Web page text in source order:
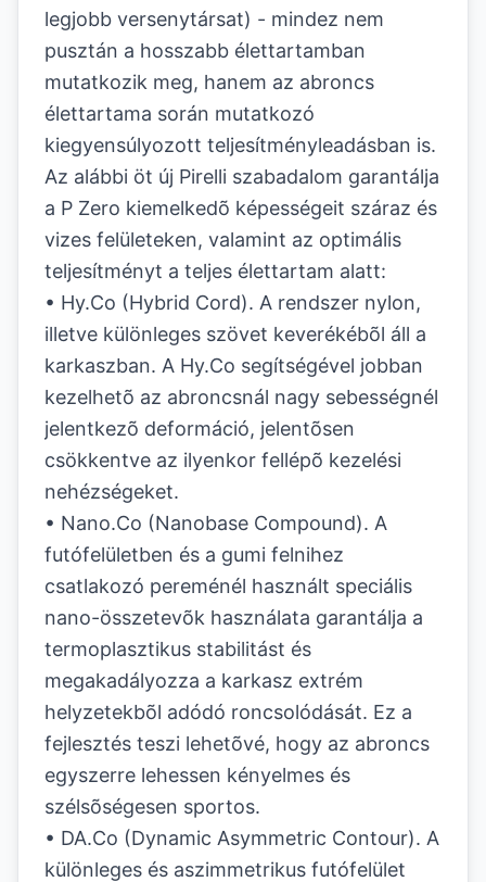
legjobb versenytársat) - mindez nem
pusztán a hosszabb élettartamban
mutatkozik meg, hanem az abroncs
élettartama során mutatkozó
kiegyensúlyozott teljesítményleadásban is.
Az alábbi öt új Pirelli szabadalom garantálja
a P Zero kiemelkedõ képességeit száraz és
vizes felületeken, valamint az optimális
teljesítményt a teljes élettartam alatt:
• Hy.Co (Hybrid Cord). A rendszer nylon,
illetve különleges szövet keverékébõl áll a
karkaszban. A Hy.Co segítségével jobban
kezelhetõ az abroncsnál nagy sebességnél
jelentkezõ deformáció, jelentõsen
csökkentve az ilyenkor fellépõ kezelési
nehézségeket.
• Nano.Co (Nanobase Compound). A
futófelületben és a gumi felnihez
csatlakozó pereménél használt speciális
nano-összetevõk használata garantálja a
termoplasztikus stabilitást és
megakadályozza a karkasz extrém
helyzetekbõl adódó roncsolódását. Ez a
fejlesztés teszi lehetõvé, hogy az abroncs
egyszerre lehessen kényelmes és
szélsõségesen sportos.
• DA.Co (Dynamic Asymmetric Contour). A
különleges és aszimmetrikus futófelület